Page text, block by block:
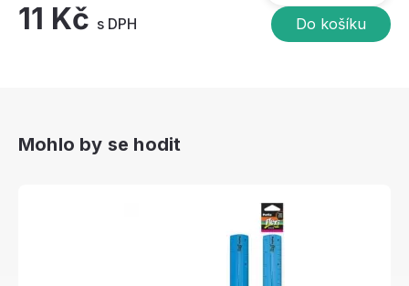
11 Kč s DPH
Do košíku
Mohlo by se hodit